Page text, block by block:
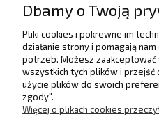
DOSTAWA I
Dbamy o Twoją
Pliki cookies i pokrewne im
działanie strony i pomagają
potrzeb. Możesz
wszystkich tych plików i
użycie plików do swoich
zgody".
Więcej o plikach cookies